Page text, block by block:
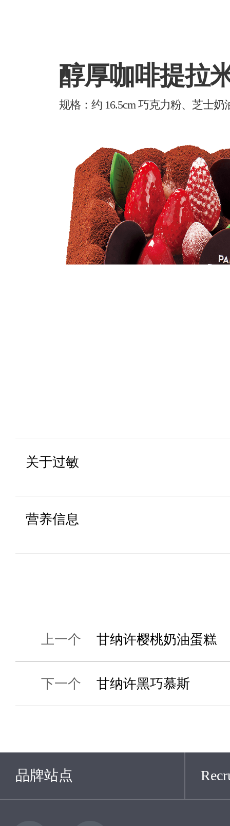
醇厚咖啡提拉
规格：约 16.5cm 巧克力粉、芝士
关于过敏
营养信息
上一个 甘纳许樱桃奶油蛋糕
下一个 甘纳许黑巧慕斯
品牌站点